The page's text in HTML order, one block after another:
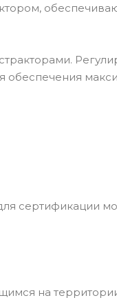
обеспечения
сертификации
на